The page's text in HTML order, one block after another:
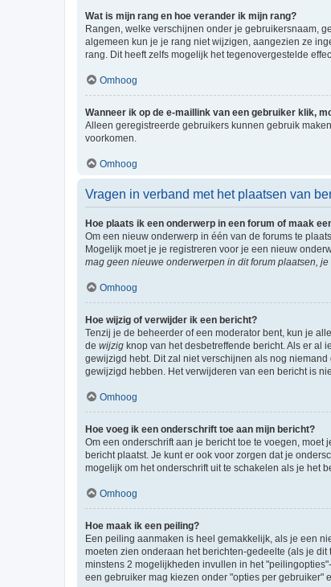
Wat is mijn rang en hoe verander ik mijn rang?
Rangen, welke verschijnen onder je gebruikersnaam,
algemeen kun je je rang niet wijzigen, aangezien ze
rang. Dit heeft zelfs mogelijk het tegenovergestelde
Omhoog
Wanneer ik op de e-maillink van een gebruiker klik,
Alleen geregistreerde gebruikers kunnen gebruik
voorkomen.
Omhoog
Vragen in verband met het plaatsen van
Hoe plaats ik een onderwerp in een forum of maak
Om een nieuw onderwerp in één van de forums te
Mogelijk moet je je registreren voor je een nieuw
mag geen nieuwe onderwerpen in dit forum plaatsen,
Omhoog
Hoe wijzig of verwijder ik een bericht?
Tenzij je de beheerder of een moderator bent, kun je
de wijzig knop van het desbetreffende bericht. Als er al
gewijzigd hebt. Dit zal niet verschijnen als nog
gewijzigd hebben. Het verwijderen van een bericht is
Omhoog
Hoe voeg ik een onderschrift toe aan mijn bericht?
Om een onderschrift aan je bericht toe te voegen,
bericht plaatst. Je kunt er ook voor zorgen dat je
mogelijk om het onderschrift uit te schakelen als je het
Omhoog
Hoe maak ik een peiling?
Een peiling aanmaken is heel gemakkelijk, als je een
moeten zien onderaan het berichten-gedeelte (als je
minstens 2 mogelijkheden invullen in het
een gebruiker mag kiezen onder "opties per gebruiker"